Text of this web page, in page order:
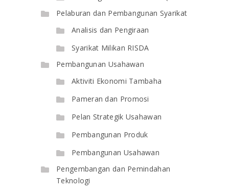
Pelaburan dan Pembangunan Syarikat
Analisis dan Pengiraan
Syarikat Milikan RISDA
Pembangunan Usahawan
Aktiviti Ekonomi Tambaha
Pameran dan Promosi
Pelan Strategik Usahawan
Pembangunan Produk
Pembangunan Usahawan
Pengembangan dan Pemindahan
Teknologi